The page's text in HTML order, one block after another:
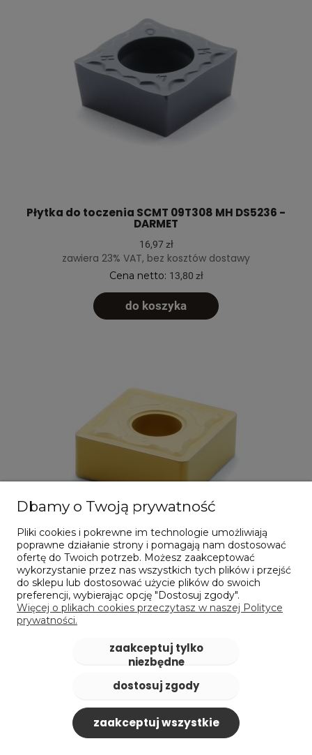
Płytka do toczenia SCMT 09T308 MH DS5236 -
DARMET
16,97 zł
zawiera 23% VAT, bez kosztów dostawy
Cena netto: 13,80 zł
do koszyka
Płytka do toczenia SNMG 120408 MG DS5136 -
DARMET
19,84 zł
zawiera 23% VAT, bez kosztów dostawy
Cena netto:16,13 zł
Dbamy o Twoją prywatność
Pliki cookies i pokrewne im technologie umożliwiają
poprawne działanie strony i pomagają nam dostosować
ofertę do Twoich potrzeb. Możesz zaakceptować
wykorzystanie przez nas wszystkich tych plików i przejść
do sklepu lub dostosować użycie plików do swoich
preferencji, wybierając opcję "Dostosuj zgody".
Więcej o plikach cookies przeczytasz w naszej Polityce
prywatności.
zaakceptuj tylko
niezbędne
dostosuj zgody
zaakceptuj wszystkie